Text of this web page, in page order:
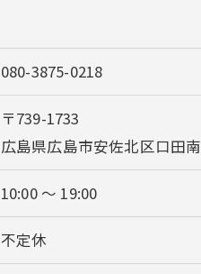
080-3875-0218
〒739-1733
広島県広島市安佐北区口田
10:00 ～ 19:00
不定休